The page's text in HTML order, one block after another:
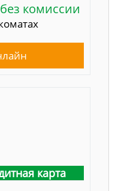
комиссии
карта